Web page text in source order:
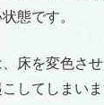
態です。
床を変色さ
してしまいま